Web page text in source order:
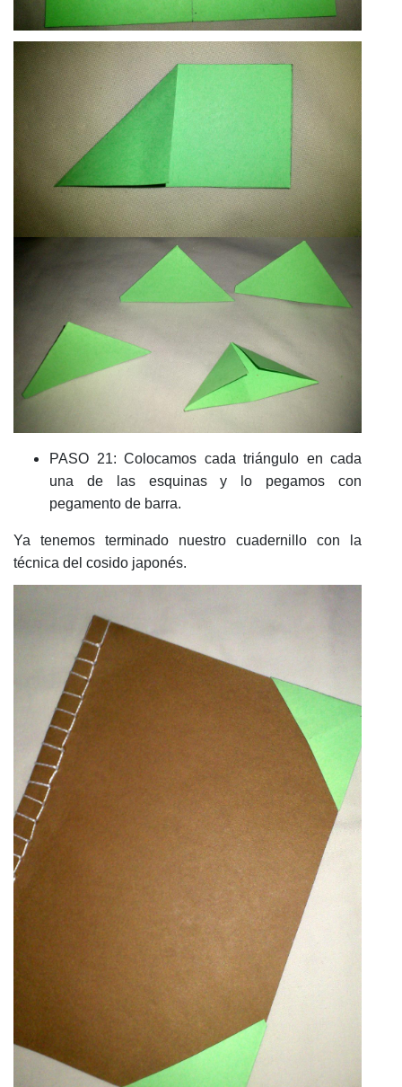
PASO 21: Colocamos cada triángulo en cada
una de las esquinas y lo pegamos con
pegamento de barra.
Ya tenemos terminado nuestro cuadernillo con la
técnica del cosido japonés.